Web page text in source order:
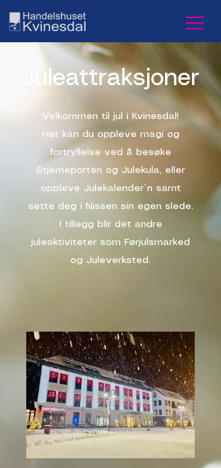
Juleattraksjoner
Velkommen til jul i Kvinesdal!
Her kan du oppleve magi og
fortryllelse ved å besøke
Stjerneporten og Julekula, eller
oppleve Julekalender`n samt
sette deg i Nissen sin egen slede.
I tillegg blir det andre
juleaktiviteter som Førjulsmarked
og Juleverksted.